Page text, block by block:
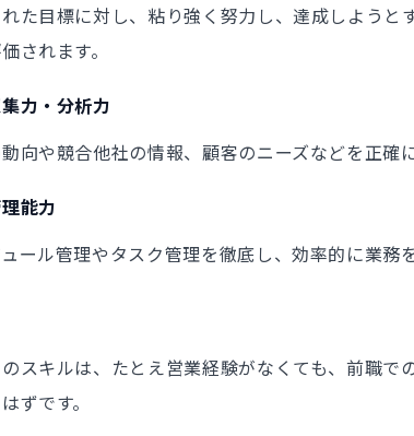
た目標に対し、粘り強く努力し、達成しよう
されます。
力・分析力
向や競合他社の情報、顧客のニーズなどを正確
能力
ール管理やタスク管理を徹底し、効率的に業務
スキルは、たとえ営業経験がなくても、前職
ずです。